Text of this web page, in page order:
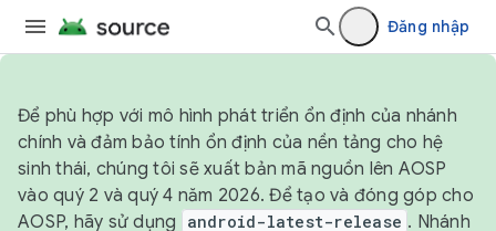
Đăng nhập
Để phù hợp với mô hình phát triển ổn định của nhánh
chính và đảm bảo tính ổn định của nền tảng cho hệ
sinh thái, chúng tôi sẽ xuất bản mã nguồn lên AOSP
vào quý 2 và quý 4 năm 2026. Để tạo và đóng góp cho
AOSP, hãy sử dụng
android-latest-release . Nhánh